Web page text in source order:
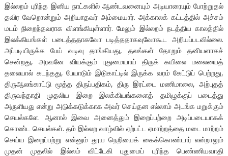
இல்லறம் புரிந்த இனிய நாட்களில் ஆண்டவனையும் அடியாரையும் போற்றுதல்
தவிர வேறொன்றும் அறியாதவர் அம்மையார். அக்காலக் கட்டத்தில் அச்சம்
மடம் நிறைந்தவராக விளங்கியுள்ளார். மேலும் இல்லறம் நடத்திய காலத்தில்
இலக்கியங்கள் படைத்ததாகவோ படித்ததாகவுவோகூட அறியப்படவில்லை.
அப்படியிருக்க பேய் வடிவு தாங்கியது, தலங்கள் தோறும் தனியளாகச்
சென்றது, அரவனே வியக்கும் புதுமையாய் திருக் கயிலை மலையைத்
தலையால் கடந்தது, பேயாடும் இடுகாட்டில் இருக்க வரம் கேட்டுப் பெற்றது,
திருஆலங்காட்டு மூத்த திருப்பதிகம், திரு இரட்டை மணிமாலை, அற்புதத்
திருவந்தாதி முதலிய இறை இலக்கியங்களைத் தமிழுக்குப் படைத்து
அருளியது என்று அடுக்கடுக்காக அவர் செய்தன எல்லாம் அடங்க மறுக்கும்
செயல்களே. ஆனால் இவை அனைத்தும் இறைப்பற்றை அடிப்படையாகக்
கொண்ட செயல்கள். தம் இல்லற வாழ்வில் ஏற்பட்ட ஏமாற்றத்தை மடை மாற்றம்
செய்ய இறைப்பற்று என்னும் தூய நெறியைக் கைக்கொண்டார் என்றாலும்
முதன் முதலில் இல்லம் விட்டேகி புதுமைப் புரிந்த பெண்ணியவாதி